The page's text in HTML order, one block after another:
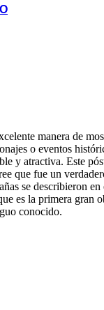
manera de
o eventos
y atractiva. Este
que fue un
se describieron en
es la primera gran
conocido.